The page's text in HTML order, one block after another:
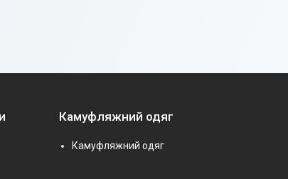
Камуфляжний одяг
Камуфляжний одяг